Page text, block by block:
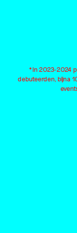
*In 2023-2024
debuteerden, bijna